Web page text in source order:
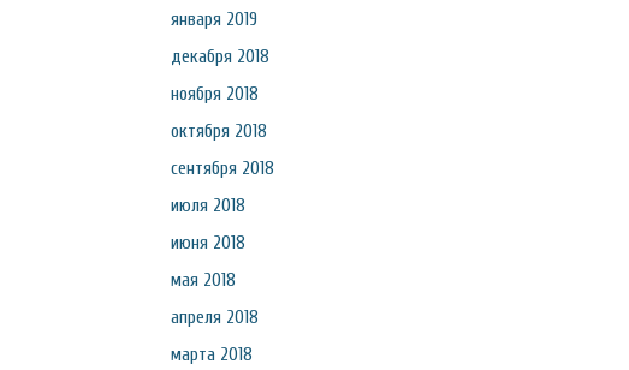
января 2019
декабря 2018
ноября 2018
октября 2018
сентября 2018
июля 2018
июня 2018
мая 2018
апреля 2018
марта 2018